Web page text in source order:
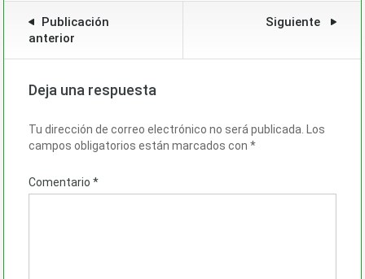
Publicación
anterior
Siguiente
Deja una respuesta
Tu dirección de correo electrónico no será publicada. Los
campos obligatorios están marcados con *
Comentario *